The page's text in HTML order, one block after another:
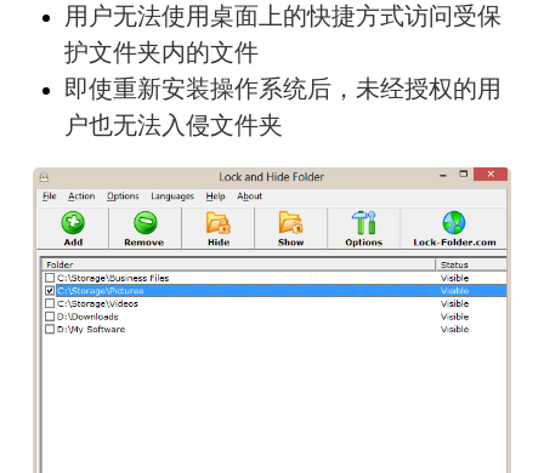
用户无法使用桌面上的快捷方式访问受保
护文件夹内的文件
即使重新安装操作系统后，未经授权的用
户也无法入侵文件夹